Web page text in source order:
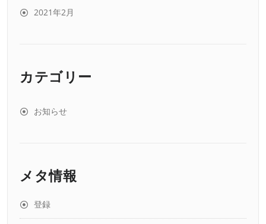
2021年2月
カテゴリー
お知らせ
メタ情報
登録